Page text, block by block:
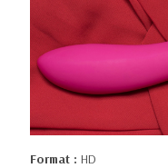
Format : HD